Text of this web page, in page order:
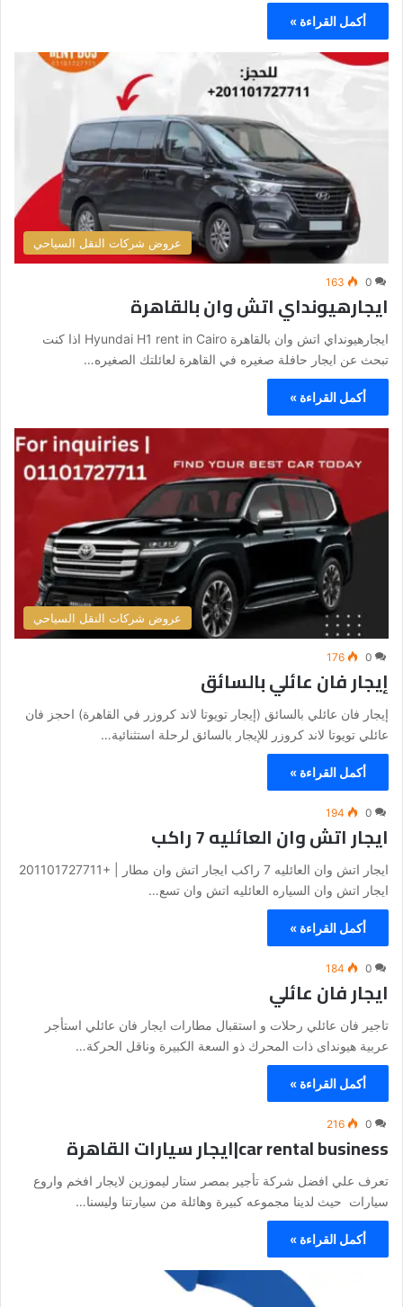
أكمل القراءة »
عروض شركات النقل السياحي
0
163
ايجارهيونداي اتش وان بالقاهرة
ايجارهيونداي اتش وان بالقاهرة Hyundai H1 rent in Cairo اذا كنت
تبحث عن ايجار حافلة صغيره في القاهرة لعائلتك الصغيره…
أكمل القراءة »
عروض شركات النقل السياحي
0
176
إيجار فان عائلي بالسائق
إيجار فان عائلي بالسائق (إيجار تويوتا لاند كروزر في القاهرة) احجز فان
عائلي تويوتا لاند كروزر للإيجار بالسائق لرحلة استثنائية…
أكمل القراءة »
0
194
ايجار اتش وان العائليه 7 راكب
ايجار اتش وان العائليه 7 راكب ايجار اتش وان مطار | +201101727711
ايجار اتش وان السياره العائليه اتش وان تسع…
أكمل القراءة »
0
184
ايجار فان عائلي
تاجير فان عائلي رحلات و استقبال مطارات ايجار فان عائلي استأجر
عربية هيونداى ذات المحرك ذو السعة الكبيرة وناقل الحركة…
أكمل القراءة »
0
216
car rental business|ايجار سيارات القاهرة
تعرف علي افضل شركة تأجير بمصر ستار ليموزين لايجار افخم واروع
سيارات حيث لدينا مجموعه كبيرة وهائلة من سيارتنا وليسنا…
أكمل القراءة »